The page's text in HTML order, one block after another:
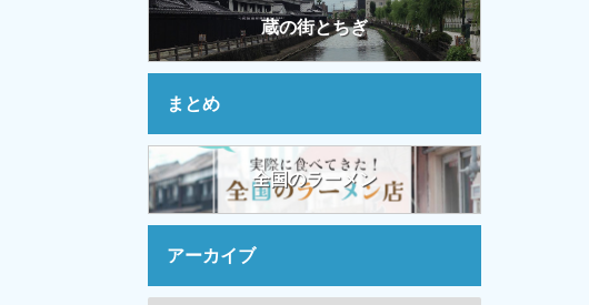
蔵の街とちぎ
まとめ
全国のラーメン
アーカイブ